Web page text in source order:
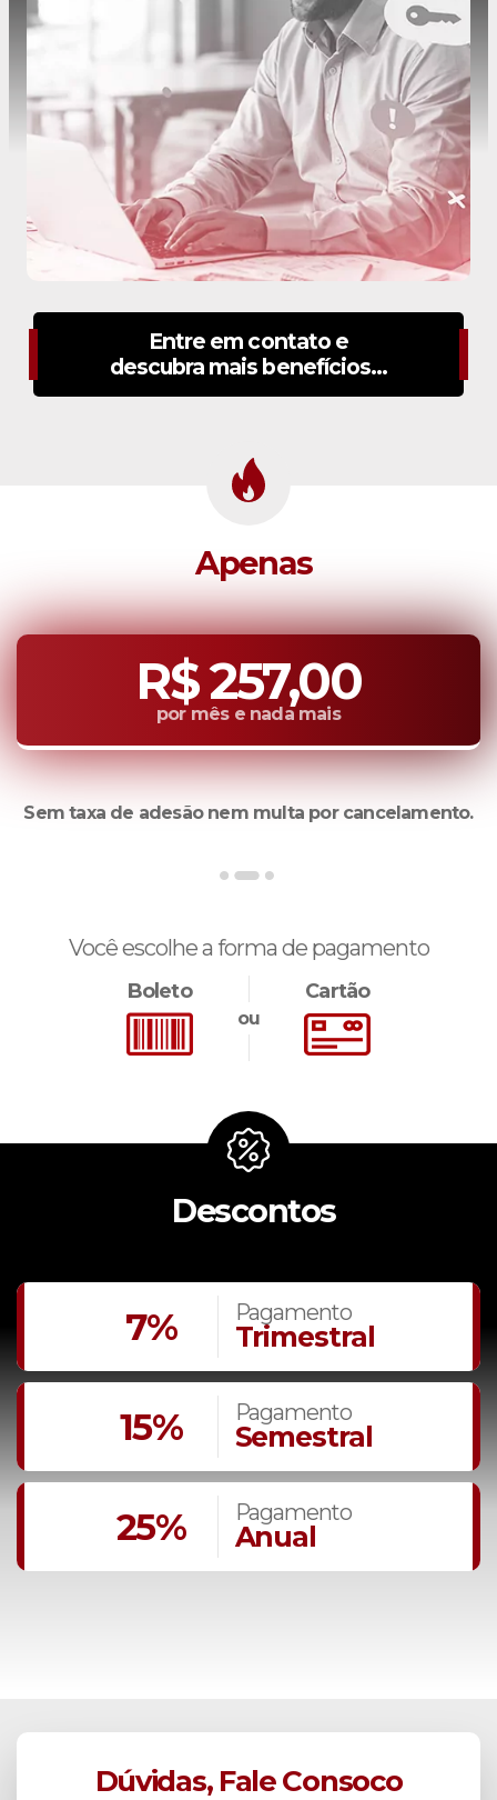
Entre em contato e
descubra mais benefícios...
Apenas
R$ 257,00
por mês e nada mais
Sem taxa de adesão nem multa por cancelamento.
Você escolhe a forma de pagamento
Boleto
ou
Cartão
Descontos
7% Pagamento
Trimestral
15% Pagamento
Semestral
25% Pagamento
Anual
Dúvidas, Fale Consoco